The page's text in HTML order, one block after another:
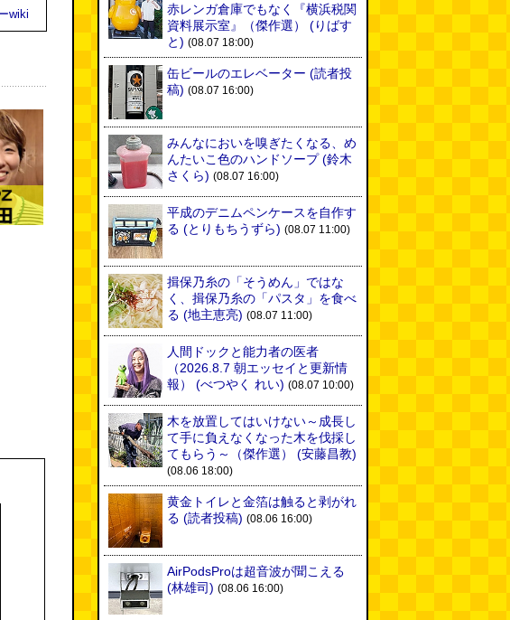
wiki
赤レンガ倉庫でもなく『横浜税関
資料展示室』（傑作選）
(りばす
と) (08.07 18:00)
缶ビールのエレベーター (読者投
稿) (08.07 16:00)
みんなにおいを嗅ぎたくなる、め
んたいこ色のハンドソープ(鈴木
さくら) (08.07 16:00)
平成のデニムペンケースを自作す
る (とりもちうずら) (08.07 11:00)
揖保乃糸の「そうめん」ではな
く、揖保乃糸の「パスタ」を食べ
る (地主恵亮) (08.07 11:00)
人間ドックと能力者の医者
（2026.8.7 朝エッセイと更新情
報）
(べつやく れい) (08.07 10:00)
木を放置してはいけない～成長し
て手に負えなくなった木を伐採し
てもらう～（傑作選）
(安藤昌教)
(08.06 18:00)
黄金トイレと金箔は触ると剥がれ
る (読者投稿) (08.06 16:00)
AirPodsProは超音波が聞こえる
(林雄司) (08.06 16:00)